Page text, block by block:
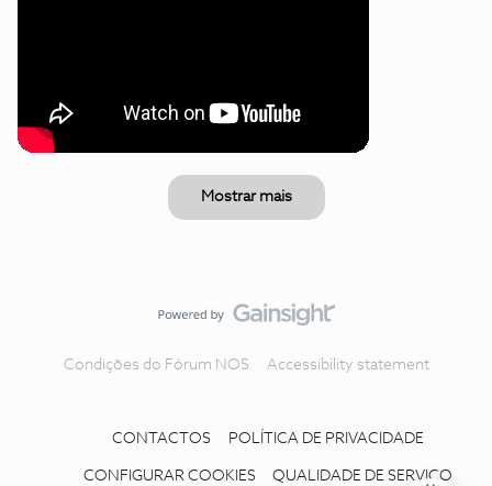
Mostrar mais
Condições do Fórum NOS Accessibility statement
CONTACTOS POLÍTICA DE PRIVACIDADE
CONFIGURAR COOKIES QUALIDADE DE SERVIÇO